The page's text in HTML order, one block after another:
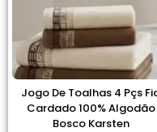
Jogo De Toalhas 4 Pçs
Cardado 100% Algodão
Bosco Karsten